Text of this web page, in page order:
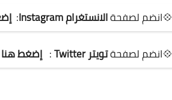
💠انضم لصفحةالانستغرام Instagram :
💠انضم لصفحةتويتر Twitter : إضغط هنا